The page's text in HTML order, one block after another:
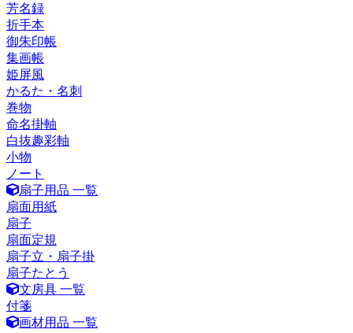
芳名録
折手本
御朱印帳
集画帳
姫屏風
かるた・名刺
巻物
命名掛軸
白抜趣彩軸
小物
ノート
扇子用品 一覧
扇面用紙
扇子
扇面定規
扇子立・扇子掛
扇子たとう
文房具 一覧
付箋
画材用品 一覧